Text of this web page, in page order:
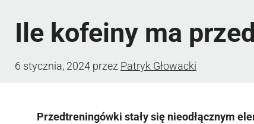
Ile kofeiny ma
6 stycznia, 2024 przez Patryk Głowacki
Przedtreningówki stały się nieodłącznym